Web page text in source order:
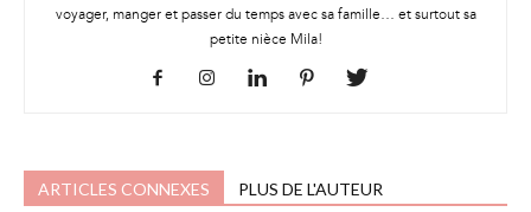
voyager, manger et passer du temps avec sa famille… et surtout sa
petite nièce Mila!
ARTICLES CONNEXES PLUS DE L'AUTEUR